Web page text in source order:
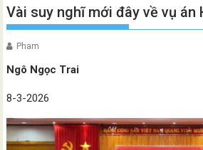
Vài suy nghĩ mới đây về vụ án
Pham
Ngô Ngọc Trai
8-3-2026